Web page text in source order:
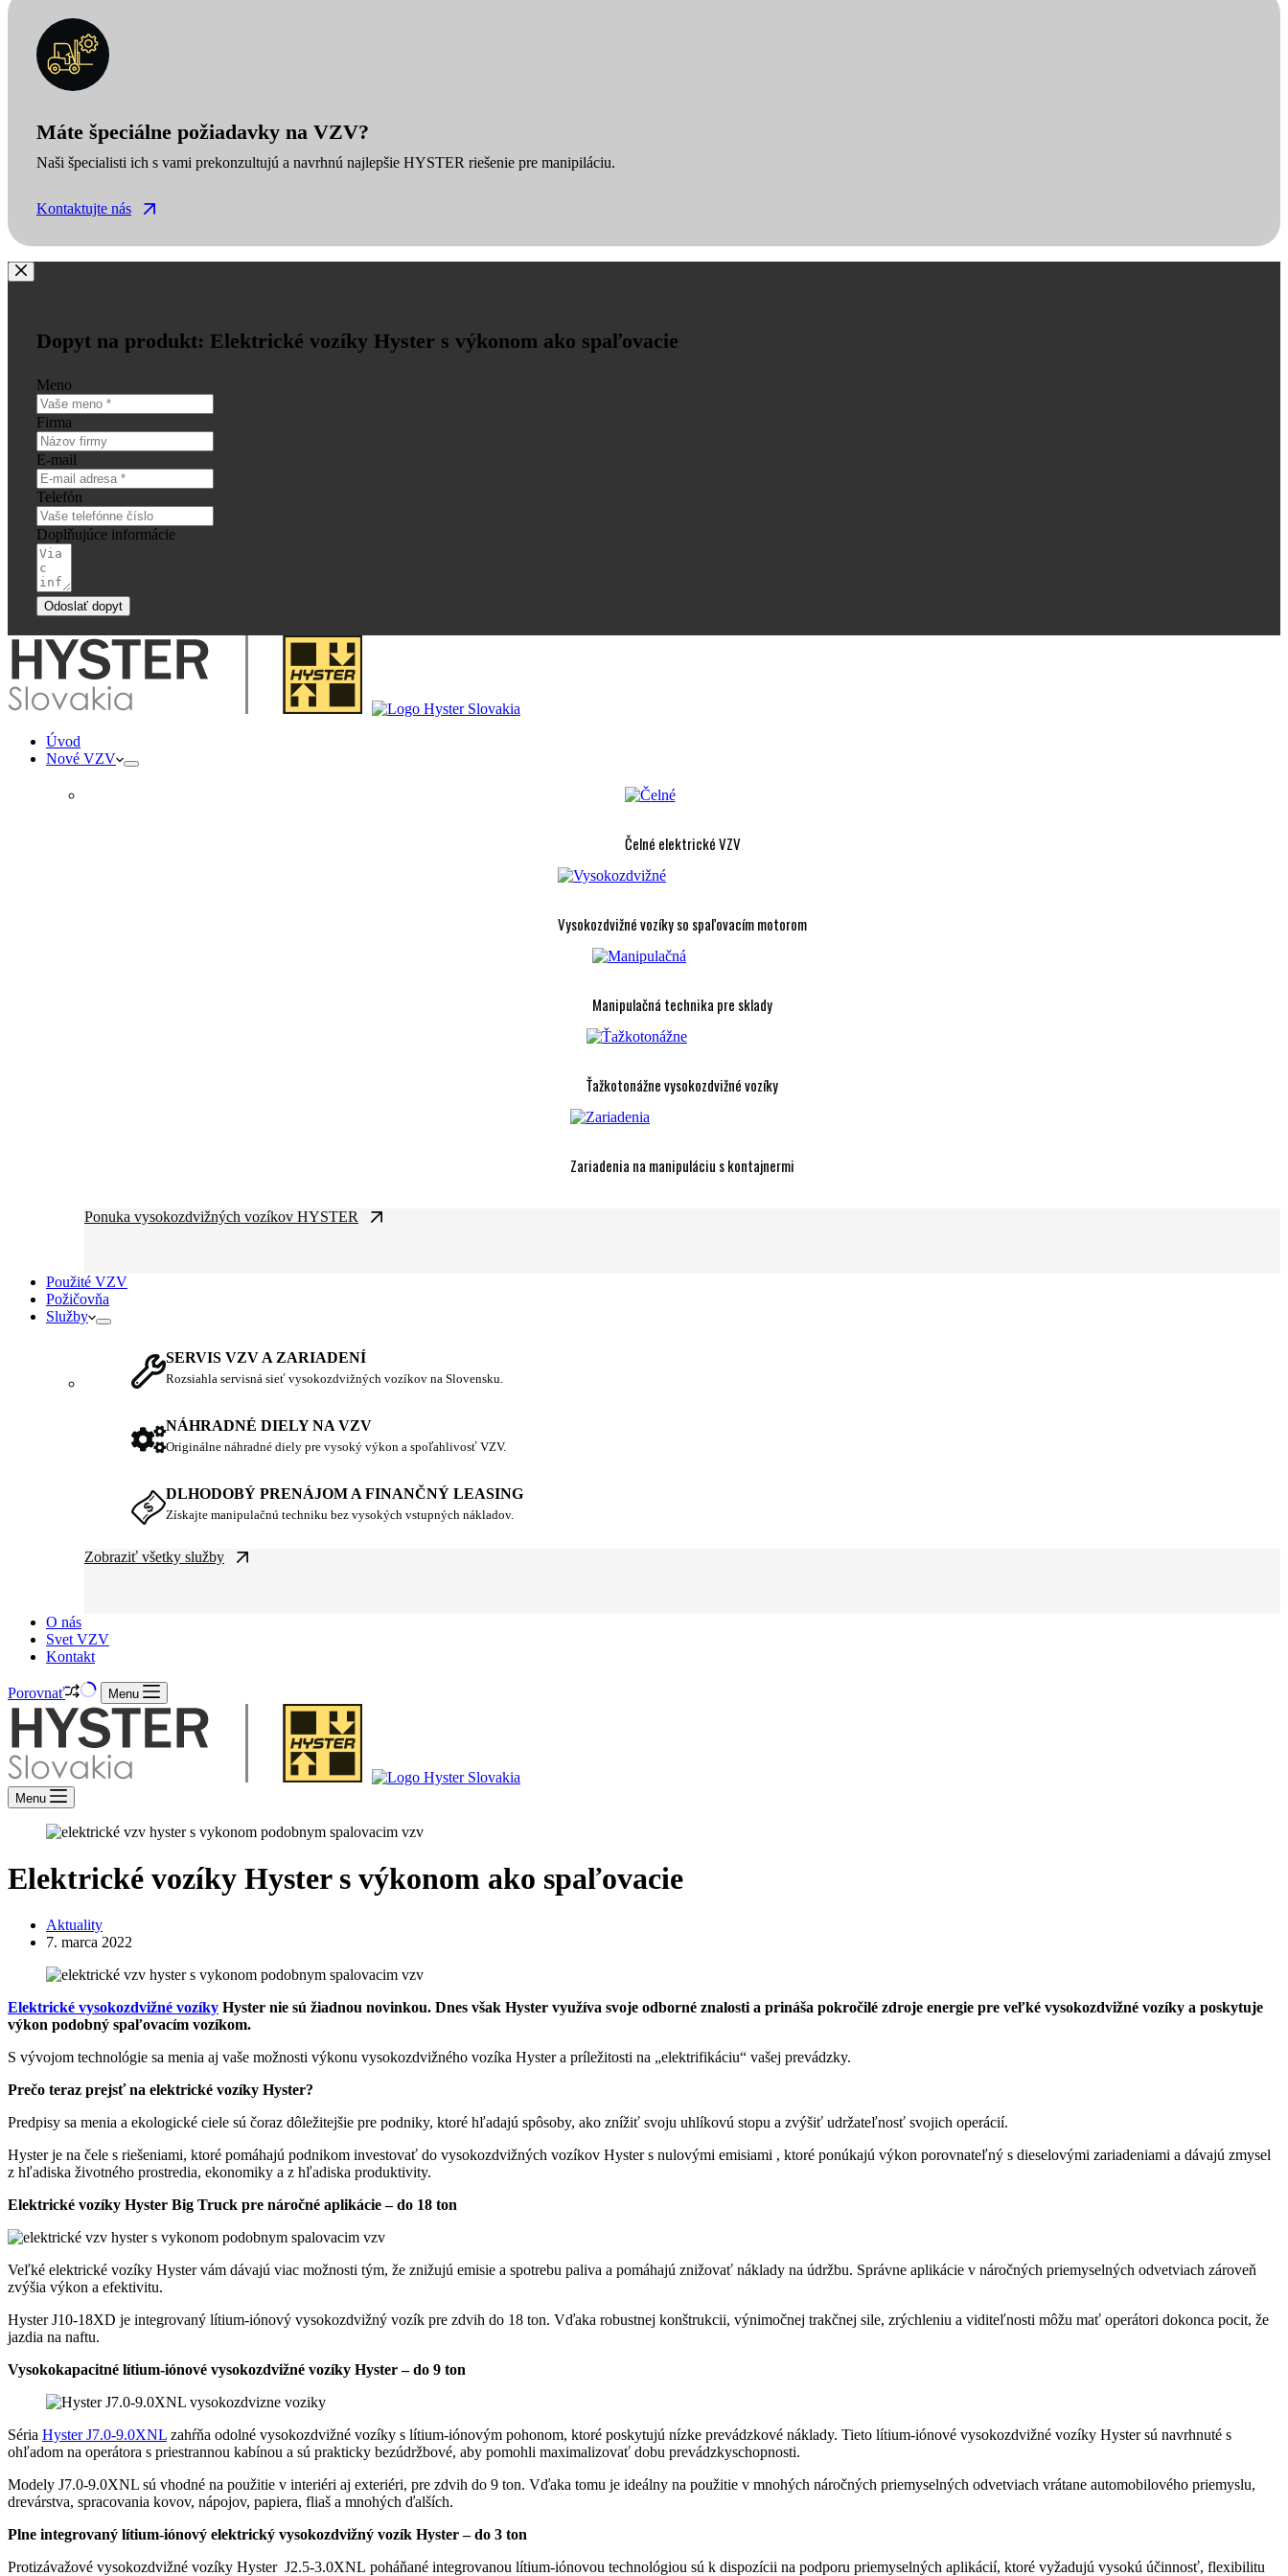
Máte špeciálne požiadavky na VZV?
Naši špecialisti ich s vami prekonzultujú a navrhnú najlepšie HYSTER riešenie pre manipiláciu.
Kontaktujte nás
Dopyt na produkt: Elektrické vozíky Hyster s výkonom ako spaľovacie
Meno
Firma
E-mail
Telefón
Doplňujúce informácie
Odoslať dopyt
Úvod
Nové VZV
Čelné elektrické VZV
Vysokozdvižné vozíky so spaľovacím motorom
Manipulačná technika pre sklady
Ťažkotonážne vysokozdvižné vozíky
Zariadenia na manipuláciu s kontajnermi
Ponuka vysokozdvižných vozíkov HYSTER
Použité VZV
Požičovňa
Služby
SERVIS VZV A ZARIADENÍ
Rozsiahla servisná sieť vysokozdvižných vozíkov na Slovensku.
NÁHRADNÉ DIELY NA VZV
Originálne náhradné diely pre vysoký výkon a spoľahlivosť VZV.
DLHODOBÝ PRENÁJOM A FINANČNÝ LEASING
Získajte manipulačnú techniku bez vysokých vstupných nákladov.
Zobraziť všetky služby
O nás
Svet VZV
Kontakt
Porovnať Menu
Menu
Elektrické vozíky Hyster s výkonom ako spaľovacie
Aktuality
7. marca 2022
Elektrické vysokozdvižné vozíky Hyster nie sú žiadnou novinkou. Dnes však Hyster využíva svoje odborné znalosti a prináša pokročilé zdroje energie pre veľké vysokozdvižné vozíky a poskytuje
výkon podobný spaľovacím vozíkom.
S vývojom technológie sa menia aj vaše možnosti výkonu vysokozdvižného vozíka Hystera príležitosti na „elektrifikáciu“ vašej prevádzky.
Prečo teraz prejsť na elektrické vozíky Hyster?
Predpisy sa menia a ekologické ciele sú čoraz dôležitejšie pre podniky, ktoré hľadajú spôsoby, ako znížiť svoju uhlíkovú stopu a zvýšiť udržateľnosť svojich operácií.
Hyster je na čele s riešeniami, ktoré pomáhajú podnikom investovať do vysokozdvižných vozíkov Hyster s nulovými emisiami , ktoré ponúkajú výkon porovnateľný s dieselovými zariadeniami a dávajú zmysel
z hľadiska životného prostredia, ekonomiky a z hľadiska produktivity.
Elektrické vozíky Hyster Big Truck pre náročné aplikácie – do 18 ton
Veľké elektrické vozíky Hystervám dávajú viac možnosti tým, že znižujú emisie a spotrebu paliva a pomáhajú znižovať náklady na údržbu. Správne aplikácie v náročných priemyselných odvetviach zároveň
zvýšia výkon a efektivitu.
HysterJ10-18XD je integrovaný lítium-iónový vysokozdvižný vozík pre zdvih do 18 ton. Vďaka robustnej konštrukcii, výnimočnej trakčnej sile, zrýchleniu a viditeľnosti môžu mať operátori dokonca pocit, že
jazdia na naftu.
Vysokokapacitné lítium-iónové vysokozdvižné vozíky Hyster – do 9 ton
Séria Hyster J7.0-9.0XNL zahŕňa odolné vysokozdvižné vozíky s lítium-iónovým pohonom, ktoré poskytujú nízke prevádzkové náklady. Tieto lítium-iónové vysokozdvižné vozíky Hystersú navrhnuté s
ohľadom na operátora s priestrannou kabínou a sú prakticky bezúdržbové, aby pomohli maximalizovať dobu prevádzkyschopnosti.
Modely J7.0-9.0XNL sú vhodné na použitie v interiéri aj exteriéri, pre zdvih do 9 ton. Vďaka tomu je ideálny na použitie v mnohých náročných priemyselných odvetviach vrátane automobilového priemyslu,
drevárstva, spracovania kovov, nápojov, papiera, fliaš a mnohých ďalších.
Plne integrovaný lítium-iónový elektrický vysokozdvižný vozík Hyster – do 3 ton
Protizávažové vysokozdvižné vozíky Hyster J2.5-3.0XNL poháňané integrovanou lítium-iónovou technológiou sú k dispozícii na podporu priemyselných aplikácií, ktoré vyžadujú vysokú účinnosť, flexibilitu